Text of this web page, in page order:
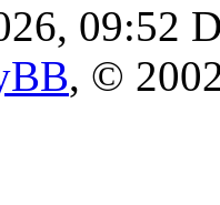
09:52
, ©